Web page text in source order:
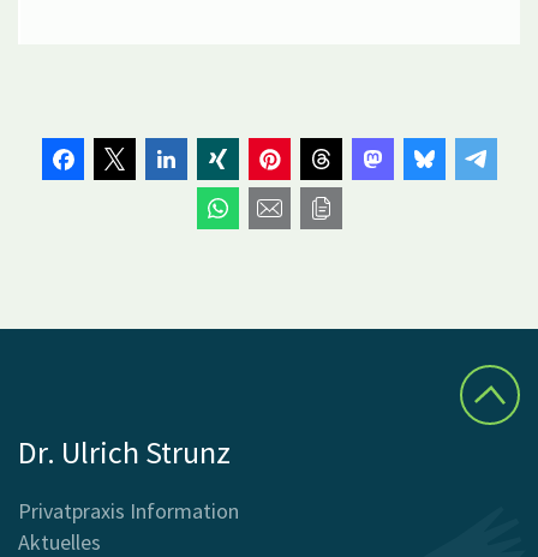
Dr. Ulrich Strunz
Privatpraxis Information
Aktuelles